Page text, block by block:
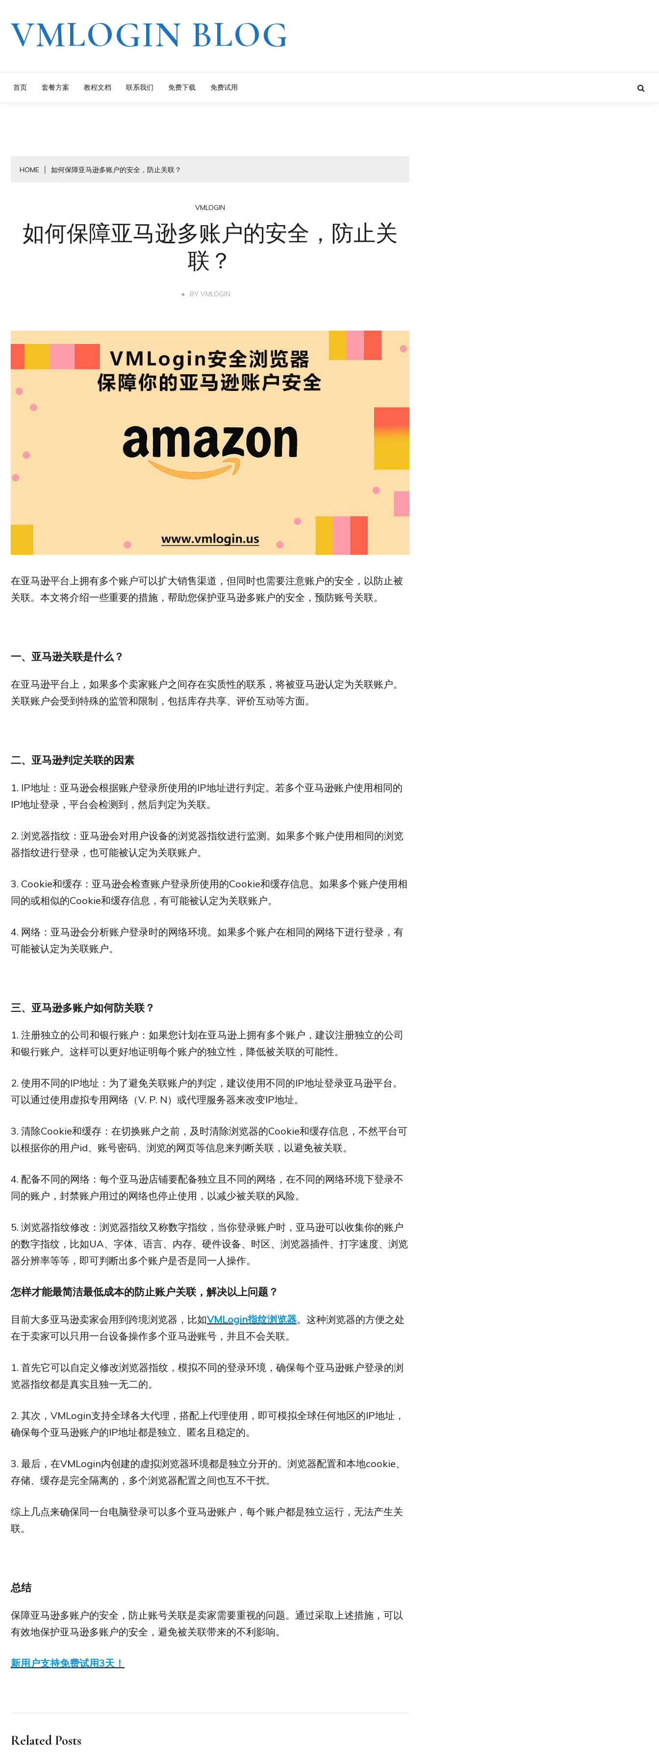
content
VMLOGIN BLOG
首页 套餐方案 教程文档 联系我们 免费下载 免费试用
HOME 如何保障亚马逊多账户的安全，防止关联？
VMLOGIN
如何保障亚马逊多账户的安全，防止关
联？
BY VMLOGIN
在亚马逊平台上拥有多个账户可以扩大销售渠道，但同时也需要注意账户的安全，以防止被
关联。本文将介绍一些重要的措施，帮助您保护亚马逊多账户的安全，预防账号关联。
一、亚马逊关联是什么？
在亚马逊平台上，如果多个卖家账户之间存在实质性的联系，将被亚马逊认定为关联账户。
关联账户会受到特殊的监管和限制，包括库存共享、评价互动等方面。
二、亚马逊判定关联的因素
1. IP地址：亚马逊会根据账户登录所使用的IP地址进行判定。若多个亚马逊账户使用相同的
IP地址登录，平台会检测到，然后判定为关联。
2. 浏览器指纹：亚马逊会对用户设备的浏览器指纹进行监测。如果多个账户使用相同的浏览
器指纹进行登录，也可能被认定为关联账户。
3. Cookie和缓存：亚马逊会检查账户登录所使用的Cookie和缓存信息。如果多个账户使用相
同的或相似的Cookie和缓存信息，有可能被认定为关联账户。
4. 网络：亚马逊会分析账户登录时的网络环境。如果多个账户在相同的网络下进行登录，有
可能被认定为关联账户。
三、亚马逊多账户如何防关联？
1. 注册独立的公司和银行账户：如果您计划在亚马逊上拥有多个账户，建议注册独立的公司
和银行账户。这样可以更好地证明每个账户的独立性，降低被关联的可能性。
2. 使用不同的IP地址：为了避免关联账户的判定，建议使用不同的IP地址登录亚马逊平台。
可以通过使用虚拟专用网络（V. P. N）或代理服务器来改变IP地址。
3. 清除Cookie和缓存：在切换账户之前，及时清除浏览器的Cookie和缓存信息，不然平台可
以根据你的用户id、账号密码、浏览的网页等信息来判断关联，以避免被关联。
4. 配备不同的网络：每个亚马逊店铺要配备独立且不同的网络，在不同的网络环境下登录不
同的账户，封禁账户用过的网络也停止使用，以减少被关联的风险。
5. 浏览器指纹修改：浏览器指纹又称数字指纹，当你登录账户时，亚马逊可以收集你的账户
的数字指纹，比如UA、字体、语言、内存、硬件设备、时区、浏览器插件、打字速度、浏览
器分辨率等等，即可判断出多个账户是否是同一人操作。
怎样才能最简洁最低成本的防止账户关联，解决以上问题？
目前大多亚马逊卖家会用到跨境浏览器，比如VMLogin指纹浏览器。这种浏览器的方便之处
在于卖家可以只用一台设备操作多个亚马逊账号，并且不会关联。
1. 首先它可以自定义修改浏览器指纹，模拟不同的登录环境，确保每个亚马逊账户登录的浏
览器指纹都是真实且独一无二的。
2. 其次，VMLogin支持全球各大代理，搭配上代理使用，即可模拟全球任何地区的IP地址，
确保每个亚马逊账户的IP地址都是独立、匿名且稳定的。
3. 最后，在VMLogin内创建的虚拟浏览器环境都是独立分开的。浏览器配置和本地cookie、
存储、缓存是完全隔离的，多个浏览器配置之间也互不干扰。
综上几点来确保同一台电脑登录可以多个亚马逊账户，每个账户都是独立运行，无法产生关
联。
总结
保障亚马逊多账户的安全，防止账号关联是卖家需要重视的问题。通过采取上述措施，可以
有效地保护亚马逊多账户的安全，避免被关联带来的不利影响。
新用户支持免费试用3天！
Related Posts